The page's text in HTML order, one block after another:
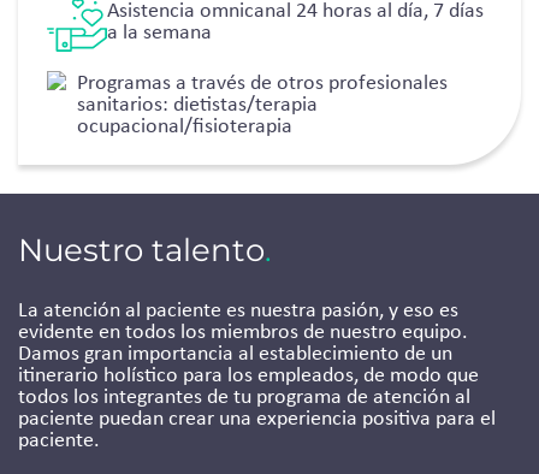
Asistencia omnicanal 24 horas al día, 7 días
a la semana
Programas a través de otros profesionales
sanitarios: dietistas/terapia
ocupacional/fisioterapia
Nuestro talento.
La atención al paciente es nuestra pasión, y eso es
evidente en todos los miembros de nuestro equipo.
Damos gran importancia al establecimiento de un
itinerario holístico para los empleados, de modo que
todos los integrantes de tu programa de atención al
paciente puedan crear una experiencia positiva para el
paciente.